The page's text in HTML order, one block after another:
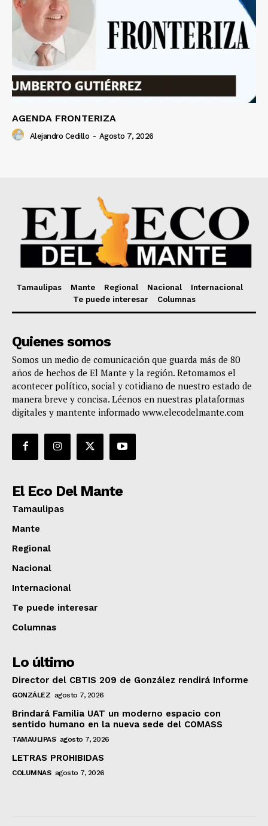
AGENDA FRONTERIZA
Alejandro Cedillo - Agosto 7, 2026
Tamaulipas Mante Regional Nacional
Internacional
Te puede interesar
Columnas
Quienes somos
Somos un medio de comunicación que guarda más de 80
años de hechos de El Mante y la región. Retomamos el
acontecer político, social y cotidiano de nuestro estado de
manera breve y concisa. Léenos en nuestras plataformas
digitales y mantente informado www.elecodelmante.com
El Eco Del Mante
Tamaulipas
Mante
Regional
Nacional
Internacional
Te puede interesar
Columnas
Lo último
Director del CBTIS 209 de González rendirá Informe
GONZÁLEZ agosto 7, 2026
Brindará Familia UAT un moderno espacio con
sentido humano en la nueva sede del COMASS
TAMAULIPAS agosto 7, 2026
LETRAS PROHIBIDAS
COLUMNAS agosto 7, 2026